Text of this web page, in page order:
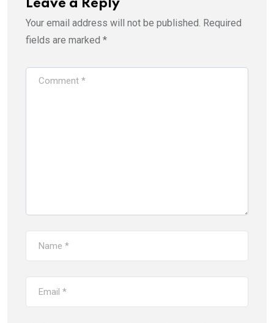
Leave a Reply
Your email address will not be published. Required
fields are marked *